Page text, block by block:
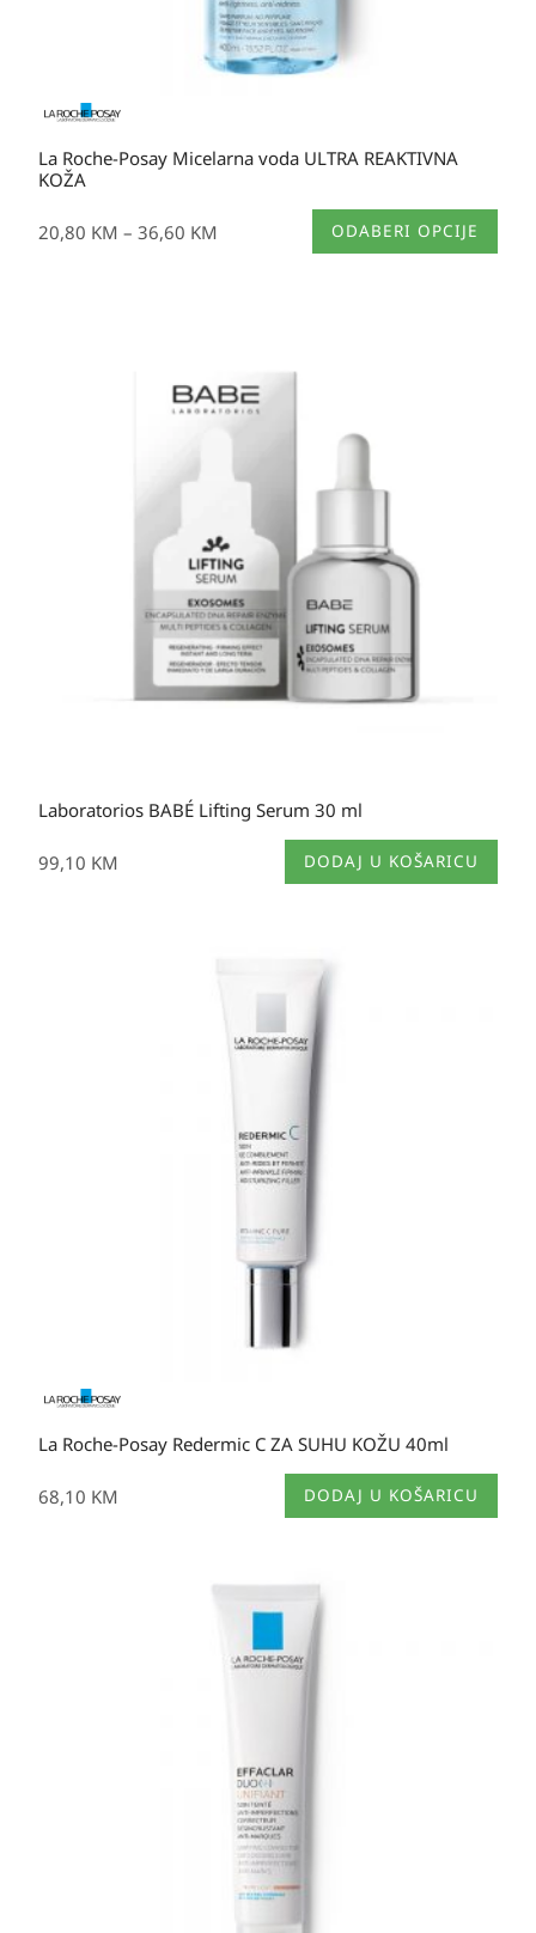
La Roche-Posay Micelarna voda ULTRA REAKTIVNA
KOŽA
20,80 KM – 36,60 KM ODABERI OPCIJE
Ovaj
proizvod
mogu
odabrati
stranici
proizvoda
Laboratorios BABÉ Lifting Serum 30 ml
99,10 KM DODAJ U KOŠARICU
La Roche-Posay Redermic C ZA SUHU KOŽU 40ml
68,10 KM DODAJ U KOŠARICU